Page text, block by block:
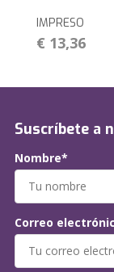
IMPRESO
€ 13,36
Suscríbete a
Nombre*
Correo